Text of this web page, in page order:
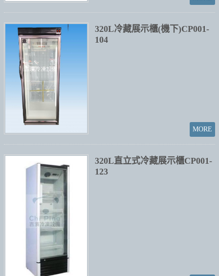
320L冷藏展示櫃(機下)CP001-
104
320L直立式冷藏展示櫃CP001-
123